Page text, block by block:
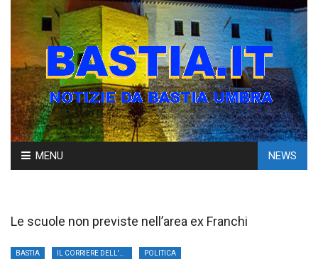
Skip
to
MENU NEWS
Le scuole non previste nell’area ex Franchi
BASTIA POLITICA